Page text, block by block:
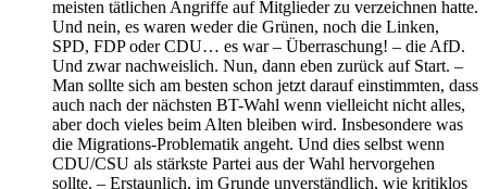
meisten tätlichen Angriffe auf Mitglieder zu verzeichnen hatte.
Und nein, es waren weder die Grünen, noch die Linken,
SPD, FDP oder CDU… es war – Überraschung! – die AfD.
Und zwar nachweislich. Nun, dann eben zurück auf Start. –
Man sollte sich am besten schon jetzt darauf einstimmten, dass
auch nach der nächsten BT-Wahl wenn vielleicht nicht alles,
aber doch vieles beim Alten bleiben wird. Insbesondere was
die Migrations-Problematik angeht. Und dies selbst wenn
CDU/CSU als stärkste Partei aus der Wahl hervorgehen
sollte. – Erstaunlich, im Grunde unverständlich, wie kritiklos